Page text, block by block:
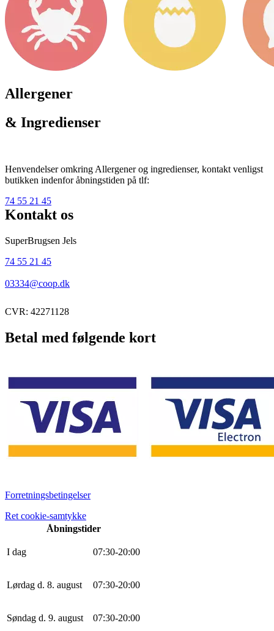
Allergener
& Ingredienser
Henvendelser omkring Allergener og ingredienser, kontakt venligst
butikken indenfor åbningstiden på tlf:
74 55 21 45
Kontakt os
SuperBrugsen Jels
74 55 21 45
03334@coop.dk
CVR: 42271128
Betal med følgende kort
Forretningsbetingelser
Ret cookie-samtykke
Åbningstider
I dag 07:30-20:00
Lørdag d. 8. august 07:30-20:00
Søndag d. 9. august 07:30-20:00